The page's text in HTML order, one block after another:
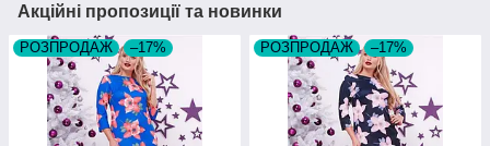
Акційні пропозиції та новинки
РОЗПРОДАЖ –17% РОЗПРОДАЖ –17%